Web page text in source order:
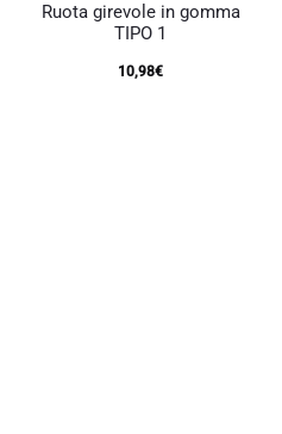
Ruota girevole in gomma
TIPO 1
10,98€